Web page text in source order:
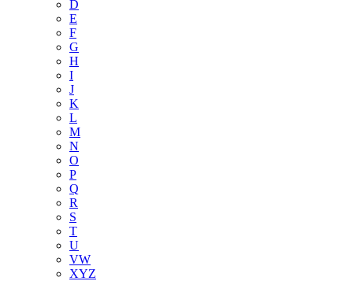
D
E
F
G
H
I
J
K
L
M
N
O
P
Q
R
S
T
U
VW
XYZ